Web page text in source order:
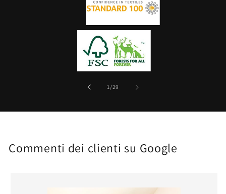
1/su
29
Commenti dei clienti su Google